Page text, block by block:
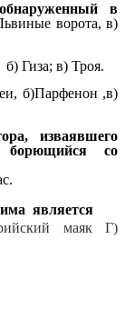
в
ворота, в)
Гиза; в) Троя.
б)Парфенон ,в)
изваявшего
борющийся со
является
маяк Г)